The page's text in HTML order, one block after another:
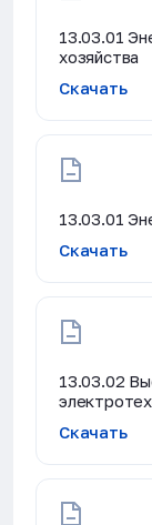
13.03.01
хозяйства
Скачать
13.03.01
Скачать
13.03.02
Скачать